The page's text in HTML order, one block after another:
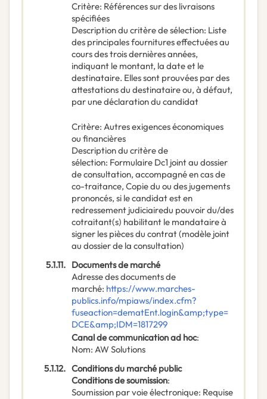
Critère: Références sur des livraisons
spécifiées
Description du critère de sélection: Liste
des principales fournitures effectuées au
cours des trois dernières années,
indiquant le montant, la date et le
destinataire. Elles sont prouvées par des
attestations du destinataire ou, à défaut,
par une déclaration du candidat
Critère: Autres exigences économiques
ou financières
Description du critère de
sélection: Formulaire Dc1 joint au dossier
de consultation, accompagné en cas de
co-traitance, Copie du ou des jugements
prononcés, si le candidat est en
redressement judiciairedu pouvoir du/des
cotraitant(s) habilitant le mandataire à
signer les pièces du contrat (modèle joint
au dossier de la consultation)
5.1.11. Documents de marché
Adresse des documents de
marché: https://www.marches-
publics.info/mpiaws/index.cfm?
fuseaction=dematEnt.login&amp;type=
DCE&amp;IDM=1817299
Canal de communication ad hoc:
Nom: AW Solutions
5.1.12. Conditions du marché public
Conditions de soumission:
Soumission par voie électronique: Requise